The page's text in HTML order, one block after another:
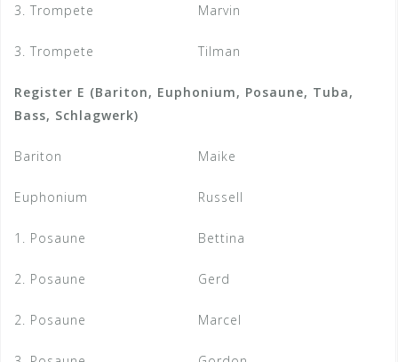
3. Trompete
3. Trompete
Marvin
Tilman
Register E (Bariton, Euphonium, Posaune, Tuba,
Bass, Schlagwerk)
Bariton
Euphonium
1. Posaune
2. Posaune
2. Posaune
Maike
Russell
Bettina
Gerd
Marcel